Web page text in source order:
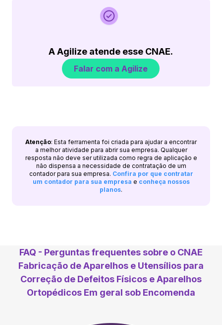
A Agilize atende esse CNAE.
Falar com a Agilize
Atenção: Esta ferramenta foi criada para ajudar a encontrar
a melhor atividade para abrir sua empresa. Qualquer
resposta não deve ser utilizada como regra de aplicação e
não dispensa a necessidade de contratação de um
contador para sua empresa. Confira por que contratar
um contador para sua empresa e conheça nossos
planos.
FAQ - Perguntas frequentes sobre o CNAE
Fabricação de Aparelhos e Utensílios para
Correção de Defeitos Físicos e Aparelhos
Ortopédicos Em geral sob Encomenda